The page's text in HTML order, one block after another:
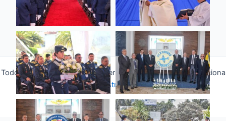
Todos los derechos © 2026 Fuerza Aérea Ecuatoriana | Funciona
gracias aTema Astra para WordPress